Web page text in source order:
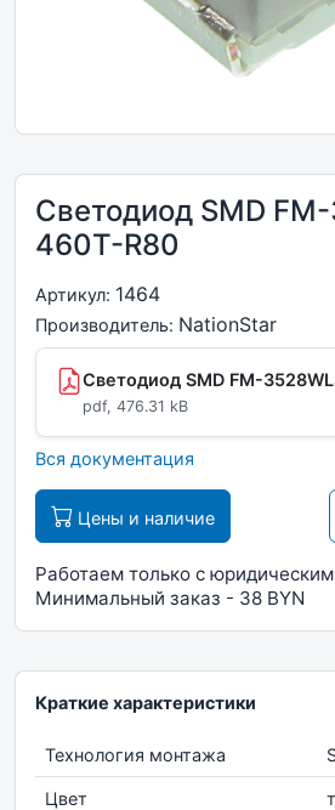
Светодиод SMD
460T-R80
Артикул: 1464
Производитель: NationStar
Светодиод SMD FM-
pdf, 476.31 kB
Вся документация
Цены и наличие
Работаем только с
Минимальный заказ - 38 BYN
Краткие характеристики
Технология монтажа
Цвет